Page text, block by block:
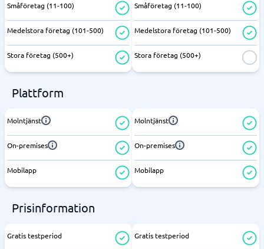
Småföretag (11-100)
Medelstora företag (101-500)
Stora företag (500+)
Småföretag (11-100)
Medelstora företag (101-500)
Stora företag (500+)
Plattform
Molntjänst
On-premises
Mobilapp
Molntjänst
On-premises
Mobilapp
Prisinformation
Gratis testperiod Gratis testperiod